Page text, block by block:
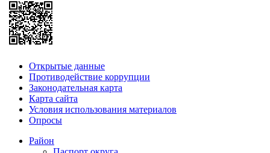
Открытые данные
Противодействие коррупции
Законодательная карта
Карта сайта
Условия использования материалов
Опросы
Район